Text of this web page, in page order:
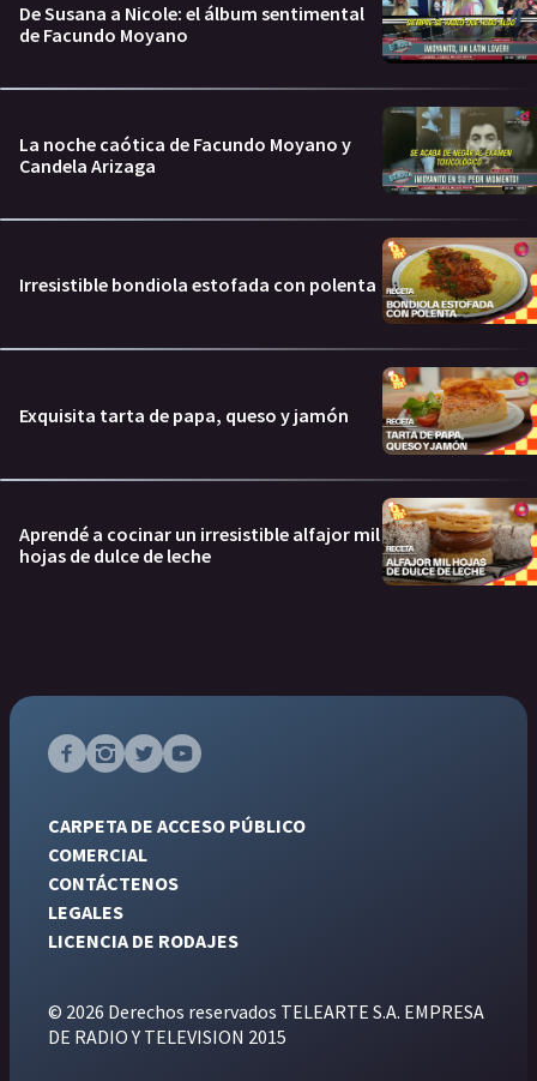
De Susana a Nicole: el álbum sentimental
de Facundo Moyano
La noche caótica de Facundo Moyano y
Candela Arizaga
Irresistible bondiola estofada con polenta
Exquisita tarta de papa, queso y jamón
Aprendé a cocinar un irresistible alfajor mil
hojas de dulce de leche
CARPETA DE ACCESO PÚBLICO
COMERCIAL
CONTÁCTENOS
LEGALES
LICENCIA DE RODAJES
© 2026 Derechos reservados TELEARTE S.A. EMPRESA
DE RADIO Y TELEVISION 2015